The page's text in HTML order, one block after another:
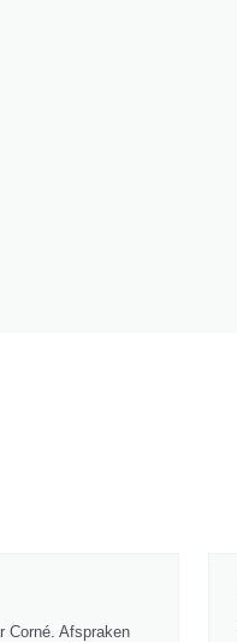
Corné. Afspraken